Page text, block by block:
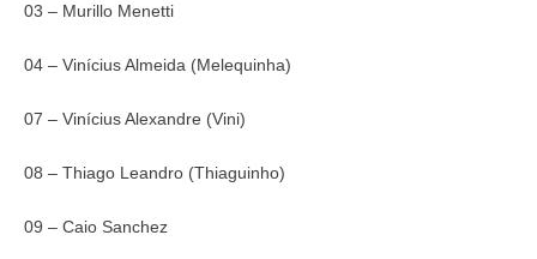
03 – Murillo Menetti
04 – Vinícius Almeida (Melequinha)
07 – Vinícius Alexandre (Vini)
08 – Thiago Leandro (Thiaguinho)
09 – Caio Sanchez